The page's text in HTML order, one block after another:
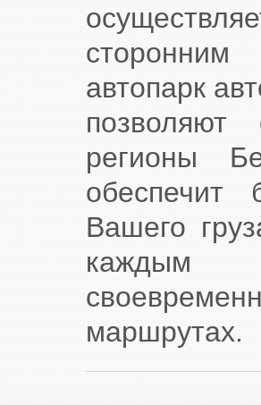
автопарк
позволяют
регионы
обеспечит
Вашего
каждым
маршрутах.